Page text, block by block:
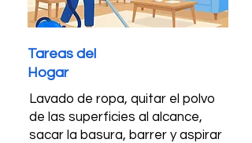
Tareas del
Hogar
Lavado de ropa, quitar el polvo
de las superficies al alcance,
sacar la basura, barrer y aspirar